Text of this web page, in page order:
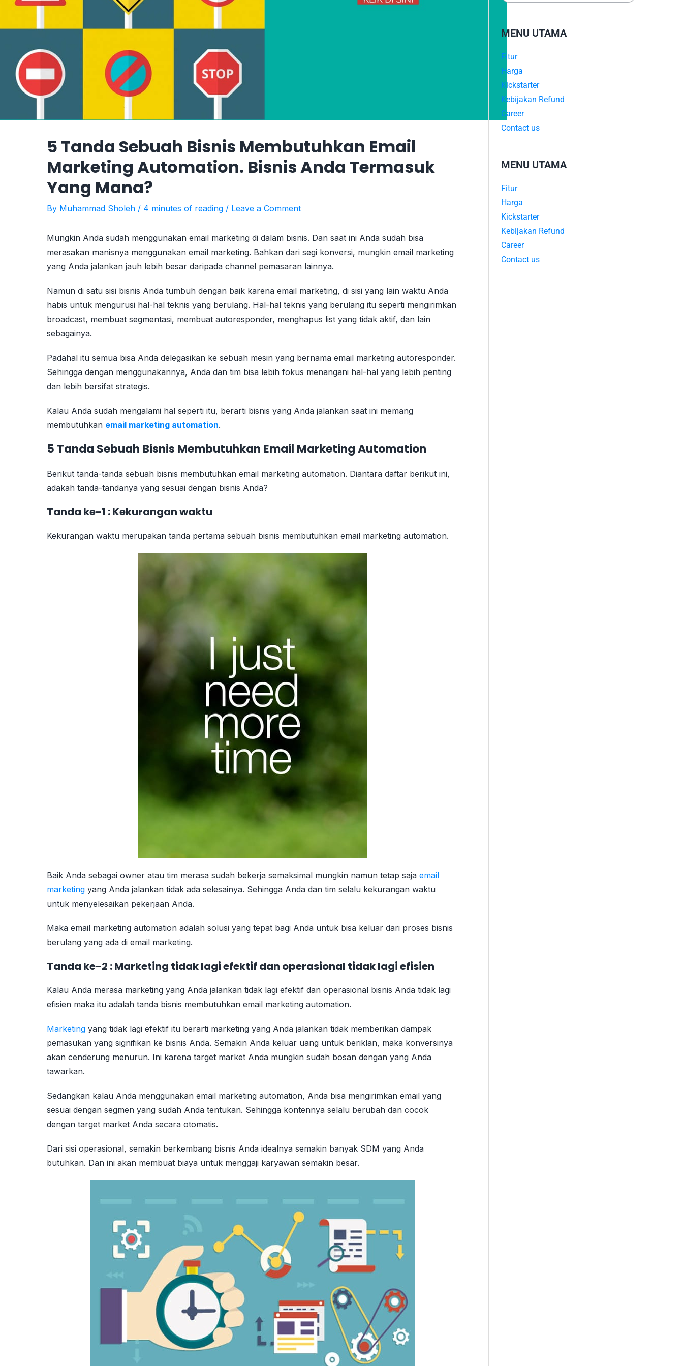
5 Tanda Sebuah Bisnis Membutuhkan Email
Marketing Automation. Bisnis Anda Termasuk
Yang Mana?
By Muhammad Sholeh / 4 minutes of reading / Leave a Comment
Mungkin Anda sudah menggunakan email marketing di dalam bisnis. Dan saat ini Anda sudah bisa
merasakan manisnya menggunakan email marketing. Bahkan dari segi konversi, mungkin email marketing
yang Anda jalankan jauh lebih besar daripada channel pemasaran lainnya.
Namun di satu sisi bisnis Anda tumbuh dengan baik karena email marketing, di sisi yang lain waktu Anda
habis untuk mengurusi hal-hal teknis yang berulang. Hal-hal teknis yang berulang itu seperti mengirimkan
broadcast, membuat segmentasi, membuat autoresponder, menghapus list yang tidak aktif, dan lain
sebagainya.
Padahal itu semua bisa Anda delegasikan ke sebuah mesin yang bernama email marketing autoresponder.
Sehingga dengan menggunakannya, Anda dan tim bisa lebih fokus menangani hal-hal yang lebih penting
dan lebih bersifat strategis.
Kalau Anda sudah mengalami hal seperti itu, berarti bisnis yang Anda jalankan saat ini memang
membutuhkan email marketing automation.
5 Tanda Sebuah Bisnis Membutuhkan Email Marketing Automation
Berikut tanda-tanda sebuah bisnis membutuhkan email marketing automation. Diantara daftar berikut ini,
adakah tanda-tandanya yang sesuai dengan bisnis Anda?
Tanda ke-1 : Kekurangan waktu
Kekurangan waktu merupakan tanda pertama sebuah bisnis membutuhkan email marketing automation.
Baik Anda sebagai owner atau tim merasa sudah bekerja semaksimal mungkin namun tetap saja email
marketing yang Anda jalankan tidak ada selesainya. Sehingga Anda dan tim selalu kekurangan waktu
untuk menyelesaikan pekerjaan Anda.
Maka email marketing automation adalah solusi yang tepat bagi Anda untuk bisa keluar dari proses bisnis
berulang yang ada di email marketing.
Tanda ke-2 : Marketing tidak lagi efektif dan operasional tidak lagi efisien
Kalau Anda merasa marketing yang Anda jalankan tidak lagi efektif dan operasional bisnis Anda tidak lagi
efisien maka itu adalah tanda bisnis membutuhkan email marketing automation.
Marketing yang tidak lagi efektif itu berarti marketing yang Anda jalankan tidak memberikan dampak
pemasukan yang signifikan ke bisnis Anda. Semakin Anda keluar uang untuk beriklan, maka konversinya
akan cenderung menurun. Ini karena target market Anda mungkin sudah bosan dengan yang Anda
tawarkan.
Sedangkan kalau Anda menggunakan email marketing automation, Anda bisa mengirimkan email yang
sesuai dengan segmen yang sudah Anda tentukan. Sehingga kontennya selalu berubah dan cocok
dengan target market Anda secara otomatis.
Dari sisi operasional, semakin berkembang bisnis Anda idealnya semakin banyak SDM yang Anda
butuhkan. Dan ini akan membuat biaya untuk menggaji karyawan semakin besar.
MENU UTAMA
Fitur
Harga
Kickstarter
Kebijakan Refund
Career
Contact us
MENU UTAMA
Fitur
Harga
Kickstarter
Kebijakan Refund
Career
Contact us